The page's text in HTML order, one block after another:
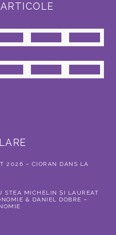
2026 – CIORAN DANS LA
STEA MICHELIN ȘI LAUREAT
& DANIEL DOBRE –